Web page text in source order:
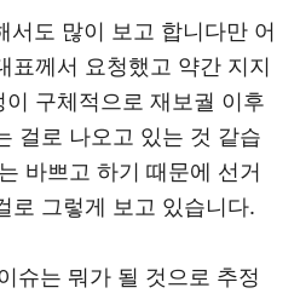
도 많이 보고 합니다만 어
표께서 요청했고 약간 지지
구체적으로 재보궐 이후
걸로 나오고 있는 것 같습
바쁘고 하기 때문에 선거
로 그렇게 보고 있습니다.
슈는 뭐가 될 것으로 추정